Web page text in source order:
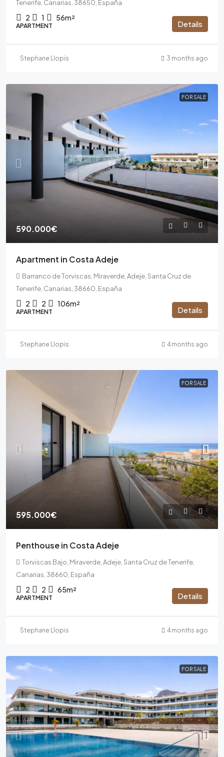
Tenerife, Canarias, 38650, España
2 1 56m²
APARTMENT Details
Stephane Llopis 3 months ago
FOR SALE
590.000€
Apartment in Costa Adeje
Barranco de Torviscas, Miraverde, Adeje, Santa Cruz de
Tenerife, Canarias, 38660, España
2 2 106m²
APARTMENT Details
Stephane Llopis 4 months ago
FOR SALE
595.000€
Penthouse in Costa Adeje
Torviscas Bajo, Miraverde, Adeje, Santa Cruz de Tenerife,
Canarias, 38660, España
2 2 65m²
APARTMENT Details
Stephane Llopis 4 months ago
FOR SALE